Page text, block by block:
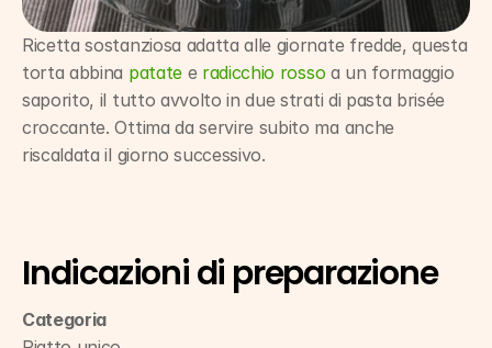
Ricetta sostanziosa adatta alle giornate fredde, questa
torta abbina patate e radicchio rosso a un formaggio
saporito, il tutto avvolto in due strati di pasta brisée
croccante. Ottima da servire subito ma anche
riscaldata il giorno successivo.
Indicazioni di preparazione
Categoria